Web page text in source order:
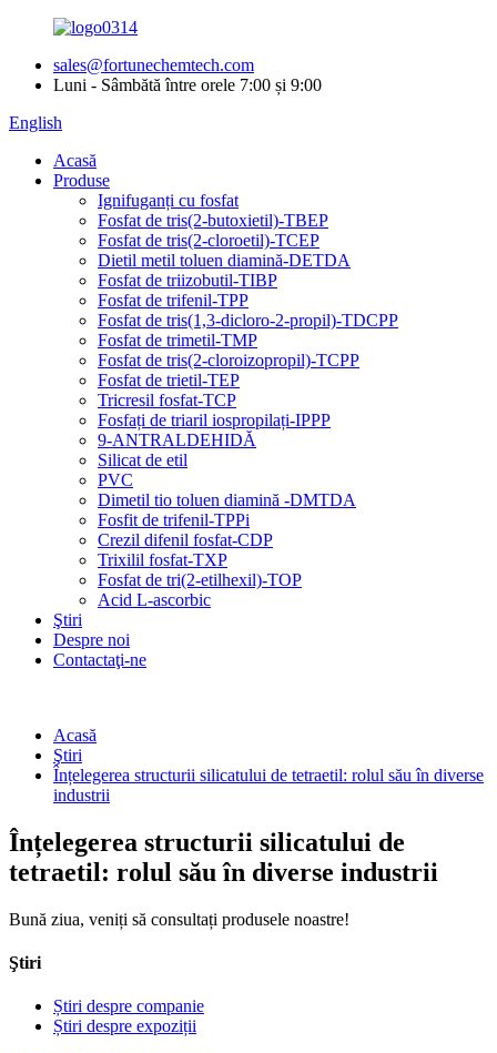
sales@fortunechemtech.com
Luni - Sâmbătă între orele 7:00 și 9:00
English
Acasă
Produse
Ignifuganți cu fosfat
Fosfat de tris(2-butoxietil)-TBEP
Fosfat de tris(2-cloroetil)-TCEP
Dietil metil toluen diamină-DETDA
Fosfat de triizobutil-TIBP
Fosfat de trifenil-TPP
Fosfat de tris(1,3-dicloro-2-propil)-TDCPP
Fosfat de trimetil-TMP
Fosfat de tris(2-cloroizopropil)-TCPP
Fosfat de trietil-TEP
Tricresil fosfat-TCP
Fosfați de triaril iospropilați-IPPP
9-ANTRALDEHIDĂ
Silicat de etil
PVC
Dimetil tio toluen diamină -DMTDA
Fosfit de trifenil-TPPi
Crezil difenil fosfat-CDP
Trixilil fosfat-TXP
Fosfat de tri(2-etilhexil)-TOP
Acid L-ascorbic
Ştiri
Despre noi
Contactaţi-ne
Acasă
Ştiri
Înțelegerea structurii silicatului de tetraetil: rolul său în diverse
industrii
Înțelegerea structurii silicatului de
tetraetil: rolul său în diverse industrii
Bună ziua, veniți să consultați produsele noastre!
Ştiri
Știri despre companie
Știri despre expoziții